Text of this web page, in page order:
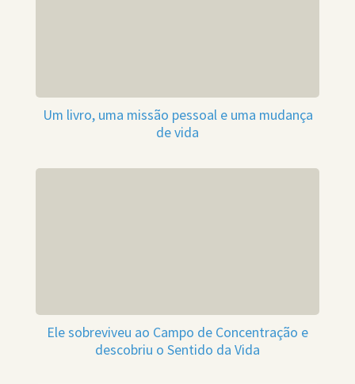
Um livro, uma missão pessoal e uma mudança
de vida
Ele sobreviveu ao Campo de Concentração e
descobriu o Sentido da Vida